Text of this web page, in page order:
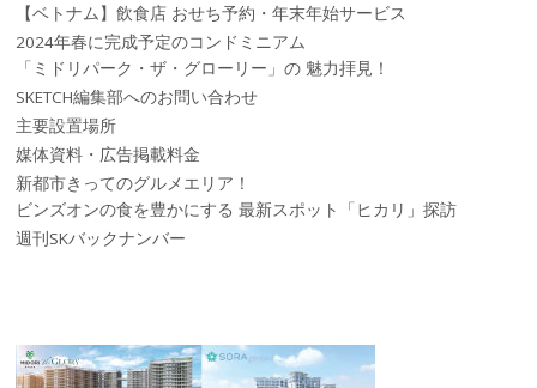
【ベトナム】飲食店 おせち予約・年末年始サービス
2024年春に完成予定のコンドミニアム
「ミドリパーク・ザ・グローリー」の 魅力拝見！
SKETCH編集部へのお問い合わせ
主要設置場所
媒体資料・広告掲載料金
新都市きってのグルメエリア！
ビンズオンの食を豊かにする 最新スポット「ヒカリ」探訪
週刊SKバックナンバー